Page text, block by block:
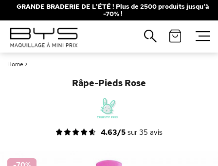
GRANDE BRADERIE DE L'ÉTÉ ! Plus de 2500 produits jusqu'à
-70% !
Home >
Râpe-Pieds Rose
4.63/5 sur 35 avis
Fermer
Recherches populaires